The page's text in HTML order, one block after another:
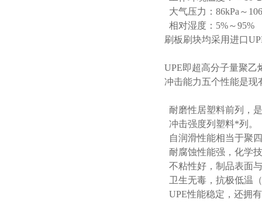
大气压力：86kPa～
相对湿度：5%～95%
刷板刷块均采用进口
UPE即超高分子量聚乙
冲击能力五个性能是现
耐磨性居塑料前列，
冲击强度列塑料*列。
自润滑性能相当于聚
耐腐蚀性能强，化学
不粘性好，制品表面
卫生无毒，抗极低温
UPE性能稳定，还拥